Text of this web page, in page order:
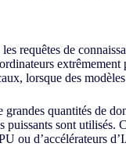
requêtes de
lorsque des
quantités de
puissants sont
ou d’accélérateurs